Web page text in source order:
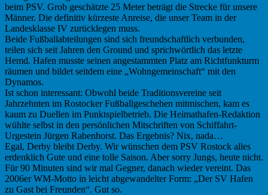
beim PSV. Grob geschätzte 25 Meter beträgt die Strecke für unsere
Männer. Die definitiv kürzeste Anreise, die unser Team in der
Landesklasse IV zurücklegen muss.
Beide Fußballabteilungen sind sich freundschaftlich verbunden,
teilen sich seit Jahren den Ground und sprichwörtlich das letzte
Hemd. Hafen musste seinen angestammten Platz am Richtfunkturm
räumen und bildet seitdem eine „Wohngemeinschaft“ mit den
Dynamos.
Ist schon interessant: Obwohl beide Traditionsvereine seit
Jahrzehnten im Rostocker Fußballgeschehen mitmischen, kam es
kaum zu Duellen im Punktspielbetrieb. Die Heimathafen-Redaktion
wühlte selbst in den persönlichen Mitschriften von Schiffahrt-
Urgestein Jürgen Rabenhorst. Das Ergebnis? Nix, nada…
Egal, Derby bleibt Derby. Wir wünschen dem PSV Rostock alles
erdenklich Gute und eine tolle Saison. Aber sorry Jungs, heute nicht.
Für 90 Minuten sind wir mal Gegner, danach wieder vereint. Das
2006er WM-Motto in leicht abgewandelter Form: „Der SV Hafen
zu Gast bei Freunden“. Gut so.